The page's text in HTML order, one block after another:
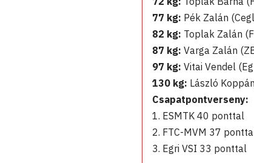
77 kg: Pék Zalán
82 kg: Toplak Zalán
87 kg: Varga Zalán
97 kg: Vitai Vendel
130 kg: László
Csapatpontverseny:
1. ESMTK 40 ponttal
2. FTC-MVM 37
3. Egri VSI 33 ponttal